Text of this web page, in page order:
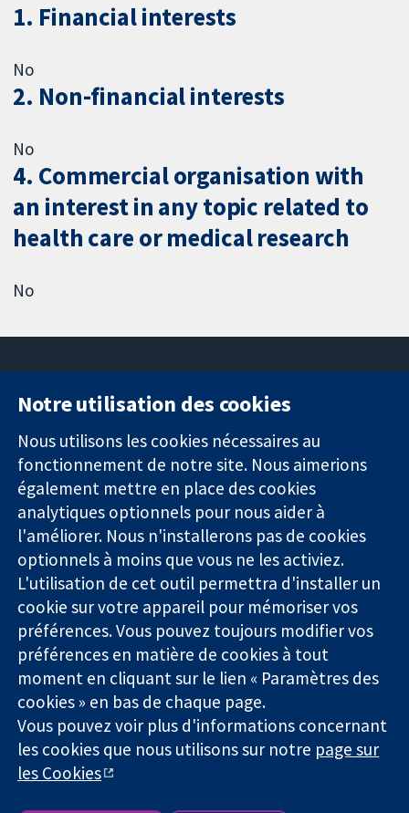
1. Financial interests
No
2. Non-financial interests
No
4. Commercial organisation with
an interest in any topic related to
health care or medical research
No
Des données
probantes.
Des décisions
éclairées.
Une meilleure
santé.
11-13 Cavendish
Square
Londres
W1G0AN
Royaume-Uni
nous
Actualités
Service de
presse
Qui sommes-
nous
Offres
d'emploi
Library
La Collaboration Cochrane est une association caritative (n°
1045921) et une société à responsabilité limitée par garantie (n°
03044323) enregistrée en Angleterre et au Pays de Galles. Numéro
de TVA : GB 718 2127 49.
Copyright © 2026 The Cochrane Collaboration
Conditions Générales|Mentions légales|Politique de
Notre utilisation des cookies
Nous utilisons les cookies nécessaires au
fonctionnement de notre site. Nous aimerions
également mettre en place des cookies
analytiques optionnels pour nous aider à
l'améliorer. Nous n'installerons pas de cookies
optionnels à moins que vous ne les activiez.
L'utilisation de cet outil permettra d'installer un
cookie sur votre appareil pour mémoriser vos
préférences. Vous pouvez toujours modifier vos
préférences en matière de cookies à tout
moment en cliquant sur le lien « Paramètres des
cookies » en bas de chaque page.
Vous pouvez voir plus d'informations concernant
les cookies que nous utilisons sur notre page sur
les Cookies